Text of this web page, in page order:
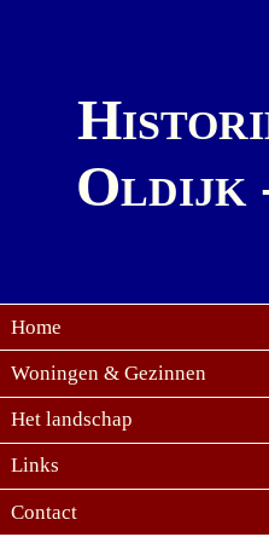
Oldijk
Home
Woningen & Gezinnen
Het landschap
Links
Contact